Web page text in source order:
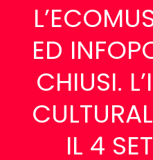
ED
CHIUSI.
IL 4